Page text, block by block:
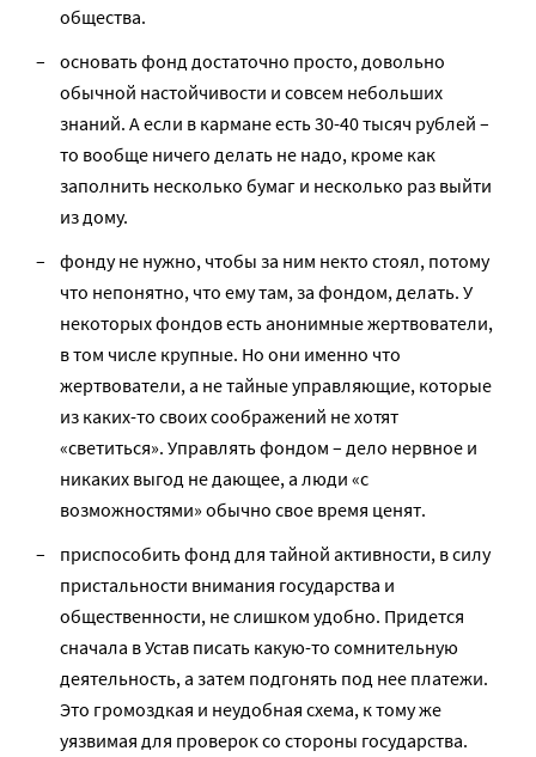
общества.
основать фонд достаточно просто, довольно
обычной настойчивости и совсем небольших
знаний. А если в кармане есть 30-40 тысяч рублей –
то вообще ничего делать не надо, кроме как
заполнить несколько бумаг и несколько раз выйти
из дому.
фонду не нужно, чтобы за ним некто стоял, потому
что непонятно, что ему там, за фондом, делать. У
некоторых фондов есть анонимные жертвователи,
в том числе крупные. Но они именно что
жертвователи, а не тайные управляющие, которые
из каких-то своих соображений не хотят
«светиться». Управлять фондом – дело нервное и
никаких выгод не дающее, а люди «с
возможностями» обычно свое время ценят.
приспособить фонд для тайной активности, в силу
пристальности внимания государства и
общественности, не слишком удобно. Придется
сначала в Устав писать какую-то сомнительную
деятельность, а затем подгонять под нее платежи.
Это громоздкая и неудобная схема, к тому же
уязвимая для проверок со стороны государства.